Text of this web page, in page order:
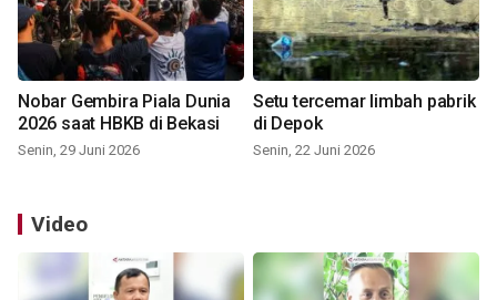
Nobar Gembira Piala Dunia
2026 saat HBKB di Bekasi
Senin, 29 Juni 2026
Setu tercemar limbah pabrik
di Depok
Senin, 22 Juni 2026
Video